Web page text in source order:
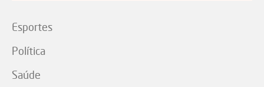
Esportes
Política
Saúde